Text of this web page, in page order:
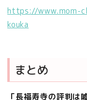
https://www.mom-
kouka
まとめ
「長福寿寺の評判は